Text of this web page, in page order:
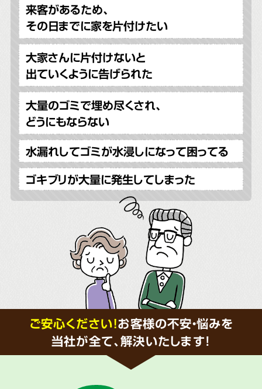
来客があるため、
その日までに家を片付けたい
大家さんに片付けないと
出ていくように告げられた
大量のゴミで埋め尽くされ、
どうにもならない
水漏れしてゴミが水浸しになって困ってる
ゴキブリが大量に発生してしまった
ご安心ください！お客様の不安・悩みを
当社が全て、解決いたします!